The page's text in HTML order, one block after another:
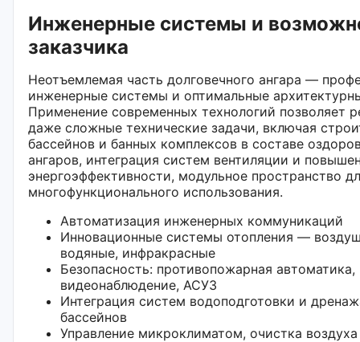
Инженерные системы и
заказчика
Неотъемлемая часть долговечного ангара —
инженерные системы и оптимальные
Применение современных технологий позволяет
даже сложные технические задачи, включая
бассейнов и банных комплексов в составе
ангаров, интеграция систем вентиляции и
энергоэффективности, модульное пространство
многофункционального использования.
Автоматизация инженерных коммуникаций
Инновационные системы отопления —
водяные, инфракрасные
Безопасность: противопожарная автоматика,
видеонаблюдение, АСУЗ
Интеграция систем водоподготовки и
бассейнов
Управление микроклиматом, очистка воздуха